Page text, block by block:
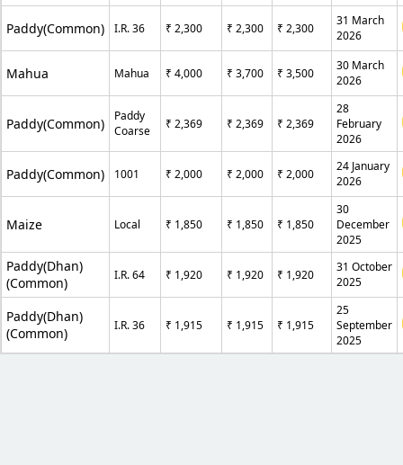
Paddy(Common) I.R. 36 ₹ 2,300 ₹ 2,300 ₹ 2,300
31 March
2026
Mahua Mahua ₹ 4,000 ₹ 3,700 ₹ 3,500
30 March
2026
Paddy(Common)
Paddy
Coarse
₹ 2,369 ₹ 2,369 ₹ 2,369
28
February
2026
Paddy(Common) 1001 ₹ 2,000 ₹ 2,000 ₹ 2,000
24 January
2026
Maize Local ₹ 1,850 ₹ 1,850 ₹ 1,850
30
December
2025
Paddy(Dhan)
(Common)
I.R. 64 ₹ 1,920 ₹ 1,920 ₹ 1,920
31 October
2025
Paddy(Dhan)
(Common)
I.R. 36 ₹ 1,915 ₹ 1,915 ₹ 1,915
25
September
2025